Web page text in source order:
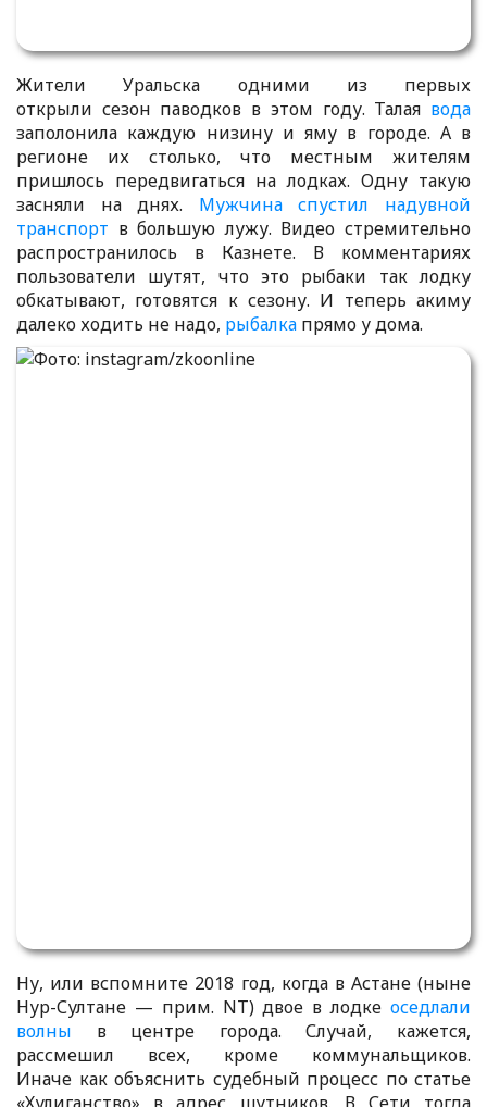
Жители Уральска одними из первых
открыли сезон паводков в этом году. Талая вода
заполонила каждую низину и яму в городе. А в
регионе их столько, что местным жителям
пришлось передвигаться на лодках. Одну такую
засняли на днях. Мужчина
спустил надувной
транспорт в большую лужу. Видео стремительно
распространилось в Казнете. В комментариях
пользователи шутят, что это рыбаки так лодку
обкатывают, готовятся к сезону. И теперь акиму
далеко ходить не надо, рыбалка прямо у дома.
Ну, или вспомните 2018 год, когда в Астане (ныне
Нур-Султане — прим. NT) двое в лодке оседлали
волны в центре города. Случай, кажется,
рассмешил всех, кроме коммунальщиков.
Иначе как объяснить судебный процесс по статье